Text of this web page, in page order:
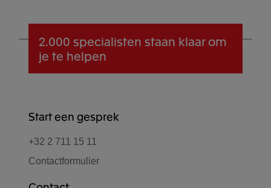
2.000 specialisten staan klaar om
je te helpen
Start een gesprek
+32 2 711 15 11
Contactformulier